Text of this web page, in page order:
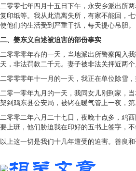
二零零七年四月十五日下午，永安乡派出所
复印纸等。我从此流离失所，有家不能回，
使他们的生活受到严重干扰，每天提心吊胆。
二、姜东义自述被迫害的部份事实
二零零零年春的一天，当地派出所警察闯入
天，非法罚款二千元。妻子被非法关押近两
二零零零年十一月的一天，我正在单位除雪
二零一零年九月的一天，我同女儿刚到家，
架到鸡东县公安局，被铐在暖气管上一夜，第
二零零二年六月二十七日，夜晚十点多，鸡
要上班，他们胁迫我在印好的五书上签字，
以上这一切是我们十几年遭受的迫害。善良